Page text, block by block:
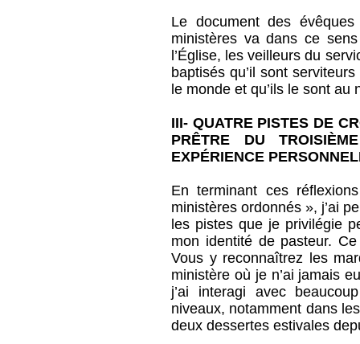
Le document des
ministères va dans ce
l’Église, les veilleurs du
baptisés qu’il sont
le monde et qu’ils le sont au
III- QUATRE PISTES DE
PRÊTRE DU
EXPÉRIENCE
En terminant ces
ministères ordonnés », j’ai
les pistes que je privilégie
mon identité de pasteur.
Vous y reconnaîtrez les
ministère où je n’ai jamais
j’ai interagi avec
niveaux, notamment dans
deux dessertes estivales